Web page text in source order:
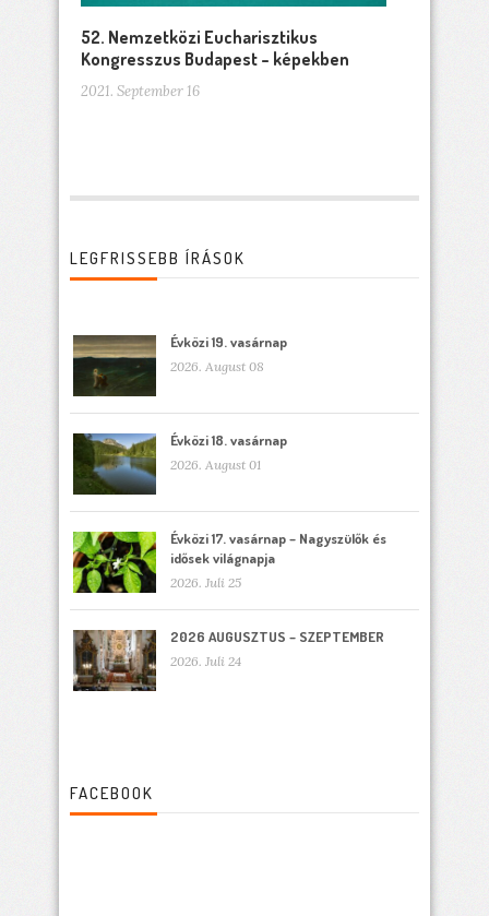
52. Nemzetközi Eucharisztikus
Kongresszus Budapest – képekben
2021. September 16
LEGFRISSEBB ÍRÁSOK
Évközi 19. vasárnap
2026. August 08
Évközi 18. vasárnap
2026. August 01
Évközi 17. vasárnap – Nagyszülők és
idősek világnapja
2026. Juli 25
2026 AUGUSZTUS – SZEPTEMBER
2026. Juli 24
FACEBOOK